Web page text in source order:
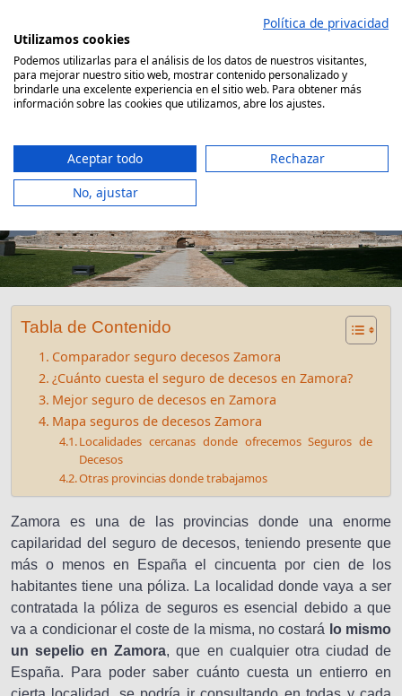
contenido
Comparador Seguro Decesos
Seguro Decesos Zamora
Tabla de Contenido
Comparador seguro decesos Zamora
¿Cuánto cuesta el seguro de decesos en Zamora?
Mejor seguro de decesos en Zamora
Mapa seguros de decesos Zamora
Localidades cercanas donde ofrecemos Seguros de
Decesos
Otras provincias donde trabajamos
Zamora es una de las provincias donde una enorme
capilaridad del seguro de decesos, teniendo presente que
más o menos en España el cincuenta por cien de los
habitantes tiene una póliza. La localidad donde vaya a ser
contratada la póliza de seguros es esencial debido a que
va a condicionar el coste de la misma, no costará lo mismo
un sepelio en Zamora, que en cualquier otra ciudad de
España. Para poder saber cuánto cuesta un entierro en
Política de privacidad
Utilizamos cookies
Podemos utilizarlas para el análisis de los datos de nuestros visitantes,
para mejorar nuestro sitio web, mostrar contenido personalizado y
brindarle una excelente experiencia en el sitio web. Para obtener más
información sobre las cookies que utilizamos, abre los ajustes.
Aceptar todo
Rechazar
No, ajustar